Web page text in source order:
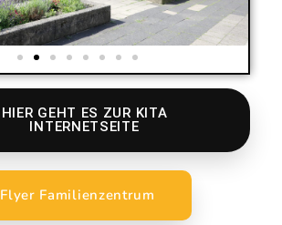
HIER GEHT ES ZUR KITA
INTERNETSEITE
Flyer Familienzentrum